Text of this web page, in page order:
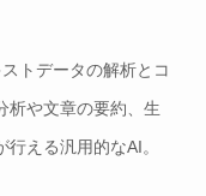
トデータの解析とコ
析や文章の要約、生
える汎用的なAI。